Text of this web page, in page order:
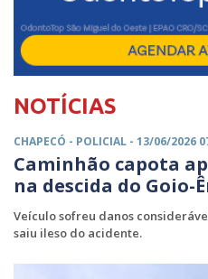
NOTÍCIAS
CHAPECÓ - POLICIAL - 13/06/2026
Caminhão capota
na descida do Goio-
Veículo sofreu danos
saiu ileso do acidente.